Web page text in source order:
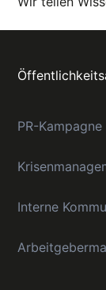
PR-Kampagne
Interne